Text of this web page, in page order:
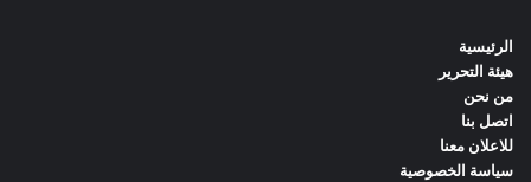
الرئيسية
هيئة التحرير
من نحن
اتصل بنا
للاعلان معنا
سياسة الخصوصية